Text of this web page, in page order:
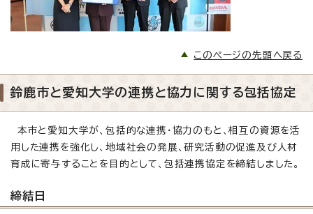
このページの先頭へ戻る
鈴鹿市と愛知大学の連携と協力に関する包括協定
本市と愛知大学が、包括的な連携・協力のもと、相互の資源を活
用した連携を強化し、地域社会の発展、研究活動の促進及び人材
育成に寄与することを目的として、包括連携協定を締結しました。
締結日